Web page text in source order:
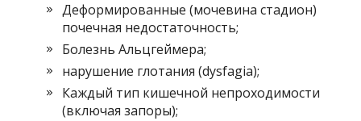
Деформированные (мочевина стадион)
почечная недостаточность;
Болезнь Альцгеймера;
нарушение глотания (dysfagia);
Каждый тип кишечной непроходимости
(включая запоры);